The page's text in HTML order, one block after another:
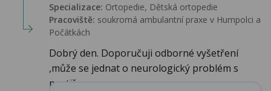
Specializace: Ortopedie, Dětská ortopedie
Pracoviště: soukromá ambulantní praxe v Humpolci a
Počátkách
Dobrý den. Doporučuji odborné vyšetření
,může se jednat o neurologický problém s
postižen...